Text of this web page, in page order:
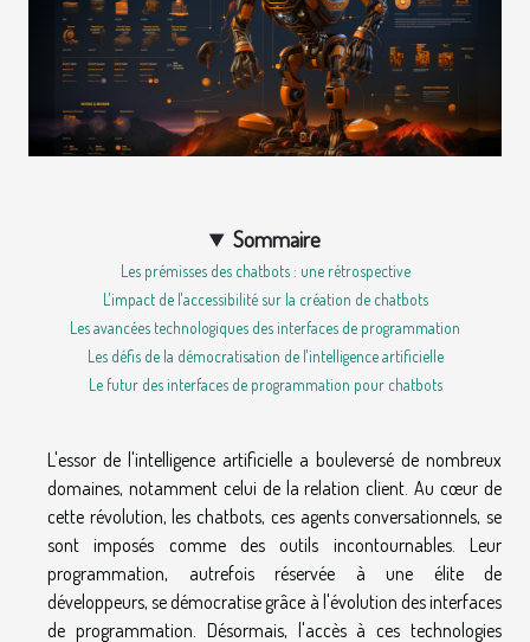
Sommaire
Les prémisses des chatbots : une rétrospective
L'impact de l'accessibilité sur la création de chatbots
Les avancées technologiques des interfaces de programmation
Les défis de la démocratisation de l'intelligence artificielle
Le futur des interfaces de programmation pour chatbots
L'essor de l'intelligence artificielle a bouleversé de nombreux
domaines, notamment celui de la relation client. Au cœur de
cette révolution, les chatbots, ces agents conversationnels, se
sont imposés comme des outils incontournables. Leur
programmation, autrefois réservée à une élite de
développeurs, se démocratise grâce à l'évolution des interfaces
de programmation. Désormais, l'accès à ces technologies